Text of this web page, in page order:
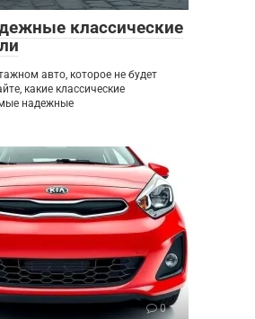
классические
авто, которое не будет
какие классические
надежные
0